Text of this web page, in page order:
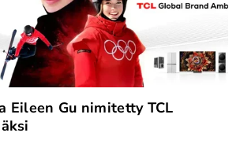
Eileen Gu nimitetty TCL